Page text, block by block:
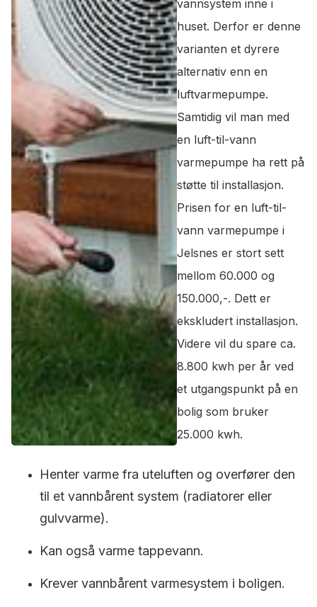
vannsystem inne i
huset. Derfor er denne
varianten et dyrere
alternativ enn en
luftvarmepumpe.
Samtidig vil man med
en luft-til-vann
varmepumpe ha rett på
støtte til installasjon.
Prisen for en luft-til-
vann varmepumpe i
Jelsnes er stort sett
mellom 60.000 og
150.000,-. Dett er
ekskludert installasjon.
Videre vil du spare ca.
8.800 kwh per år ved
et utgangspunkt på en
bolig som bruker
25.000 kwh.
Henter varme fra uteluften og overfører den
til et vannbårent system (radiatorer eller
gulvvarme).
Kan også varme tappevann.
Krever vannbårent varmesystem i boligen.